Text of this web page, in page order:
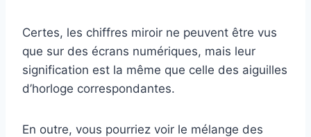
Certes, les chiffres miroir ne peuvent être vus
que sur des écrans numériques, mais leur
signification est la même que celle des aiguilles
d’horloge correspondantes.
En outre, vous pourriez voir le mélange des